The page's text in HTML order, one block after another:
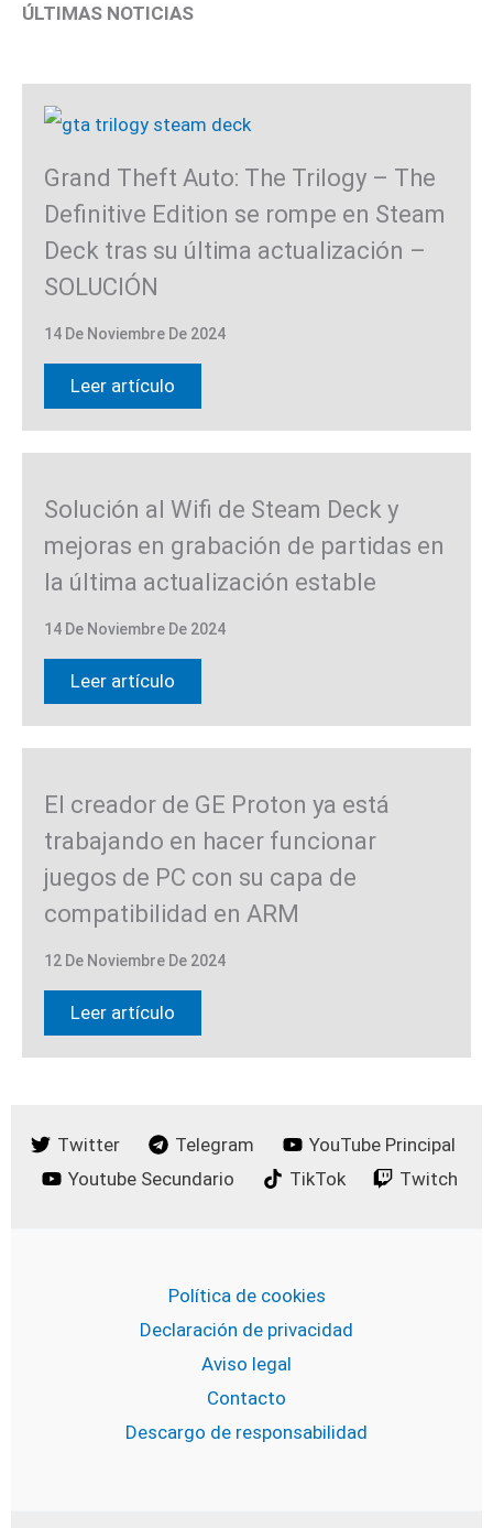
ÚLTIMAS NOTICIAS
Grand Theft Auto: The Trilogy – The
Definitive Edition se rompe en Steam
Deck tras su última actualización –
SOLUCIÓN
14 De Noviembre De 2024
Leer artículo
Solución al Wifi de Steam Deck y
mejoras en grabación de partidas en
la última actualización estable
14 De Noviembre De 2024
Leer artículo
El creador de GE Proton ya está
trabajando en hacer funcionar
juegos de PC con su capa de
compatibilidad en ARM
12 De Noviembre De 2024
Leer artículo
Twitter Telegram
YouTube Principal
Youtube Secundario
TikTok Twitch
Política de cookies
Declaración de privacidad
Aviso legal
Contacto
Descargo de responsabilidad